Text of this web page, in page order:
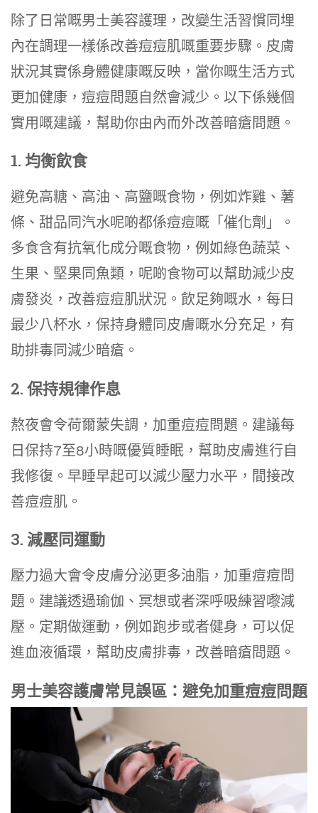
除了日常嘅男士美容護理，改變生活習慣同埋
內在調理一樣係改善痘痘肌嘅重要步驟。皮膚
狀況其實係身體健康嘅反映，當你嘅生活方式
更加健康，痘痘問題自然會減少。以下係幾個
實用嘅建議，幫助你由內而外改善暗瘡問題。
1. 均衡飲食
避免高糖、高油、高鹽嘅食物，例如炸雞、薯
條、甜品同汽水呢啲都係痘痘嘅「催化劑」。
多食含有抗氧化成分嘅食物，例如綠色蔬菜、
生果、堅果同魚類，呢啲食物可以幫助減少皮
膚發炎，改善痘痘肌狀況。飲足夠嘅水，每日
最少八杯水，保持身體同皮膚嘅水分充足，有
助排毒同減少暗瘡。
2. 保持規律作息
熬夜會令荷爾蒙失調，加重痘痘問題。建議每
日保持7至8小時嘅優質睡眠，幫助皮膚進行自
我修復。早睡早起可以減少壓力水平，間接改
善痘痘肌。
3. 減壓同運動
壓力過大會令皮膚分泌更多油脂，加重痘痘問
題。建議透過瑜伽、冥想或者深呼吸練習嚟減
壓。定期做運動，例如跑步或者健身，可以促
進血液循環，幫助皮膚排毒，改善暗瘡問題。
男士美容護膚常見誤區：避免加重痘痘問題